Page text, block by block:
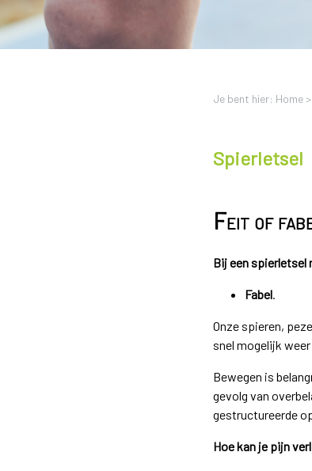
Je bent hier: Home >
Spierletsel
Feit of
Bij een spierletsel
Fabel.
Onze spieren,
snel mogelijk
Bewegen is
gevolg van
gestructureerde
Hoe kan je pijn